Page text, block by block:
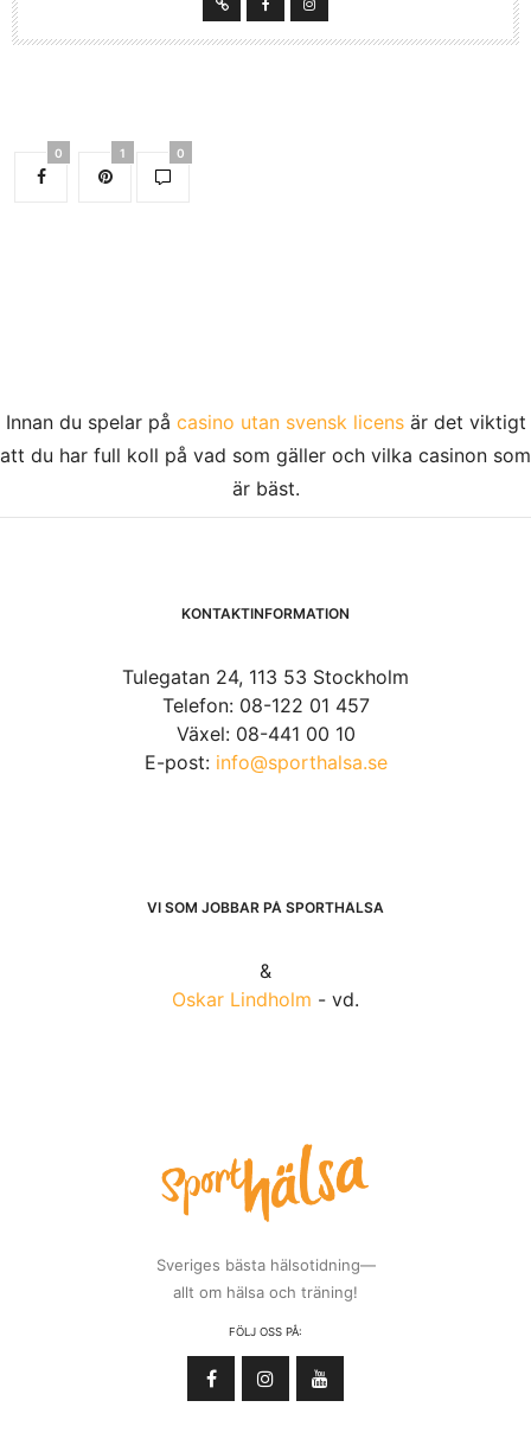
0 1 0
Innan du spelar på casino utan svensk licensär det viktigt
att du har full koll på vad som gäller och vilka casinon som
är bäst.
KONTAKTINFORMATION
Tulegatan 24, 113 53 Stockholm
Telefon: 08-122 01 457
Växel: 08-441 00 10
E-post: info@sporthalsa.se
VI SOM JOBBAR PÅ SPORTHÄLSA
&
Oskar Lindholm - vd.
Sveriges bästa hälsotidning—
allt om hälsa och träning!
FÖLJ OSS PÅ: